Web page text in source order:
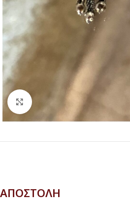
ΑΠΟΣΤΟΛΗ